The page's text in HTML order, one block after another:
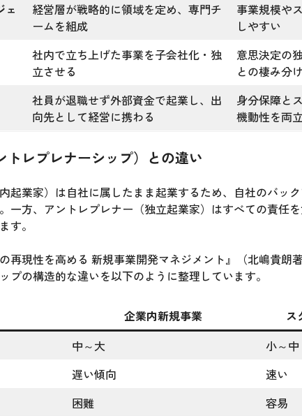
ェ
経営層が戦略的に領域を定め、専門チ
ームを組成
事業規模や
しやすい
社内で立ち上げた事業を子会社化・独
立させる
意思決定の
との棲み分
社員が退職せず外部資金で起業し、出
向先として経営に携わる
身分保障と
機動性を両
トレプレナーシップ）との違い
起業家）は自社に属したまま起業するため、自社のバッ
一方、アントレプレナー（独立起業家）はすべての責任
す。
再現性を高める 新規事業開発マネジメント』（北嶋貴朗
プの構造的な違いを以下のように整理しています。
企業内新規事業
ス
中～大
小～中
遅い傾向
速い
困難
容易